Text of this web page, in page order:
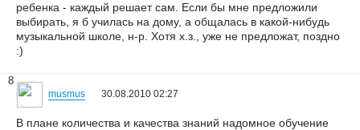
ребенка - каждый решает сам. Если бы мне предложили
выбирать, я б училась на дому, а общалась в какой-нибудь
музыкальной школе, н-р. Хотя х.з., уже не предложат, поздно
:)
8
musmus 30.08.2010 02:27
В плане количества и качества знаний надомное обучение